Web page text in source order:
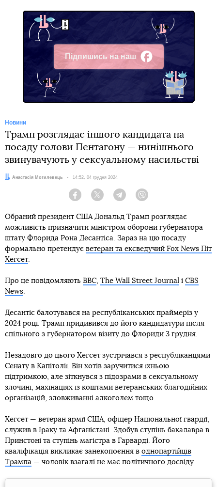
Підпишись на наш
Facebook
Новини
Трамп розглядає іншого кандидата на
посаду голови Пентагону — нинішнього
звинувачують у сексуальному насильстві
Автор:
Анастасія Могилевець Дата:
14:52, 04 грудня 2024
Facebook Twitter Telegram
Обраний президент США Дональд Трамп розглядає
можливість призначити міністром оборони губернатора
штату Флорида Рона Десантіса. Зараз на цю посаду
формально претендує ветеран та ексведучий Fox News Піт
Хегсет.
Про це повідомляють BBC, The Wall Street Journal і CBS
News.
Десантіс балотувався на республіканських праймеріз у
2024 році. Трамп придивився до його кандидатури після
спільного з губернатором візиту до Флориди 3 грудня.
Незадовго до цього Хегсет зустрічався з республіканцями
Сенату в Капітолії. Він хотів заручитися їхньою
підтримкою, але зіткнувся з підозрами в сексуальному
злочині, махінаціях із коштами ветеранських благодійних
організацій, зловживанні алкоголем тощо.
Хегсет — ветеран армії США, офіцер Національної гвардії,
служив в Іраку та Афганістані. Здобув ступінь бакалавра в
Принстоні та ступінь магістра в Гарварді. Його
кваліфікація викликає занекопоєння в однопартійців
Трампа — чоловік взагалі не має політичного досвіду.